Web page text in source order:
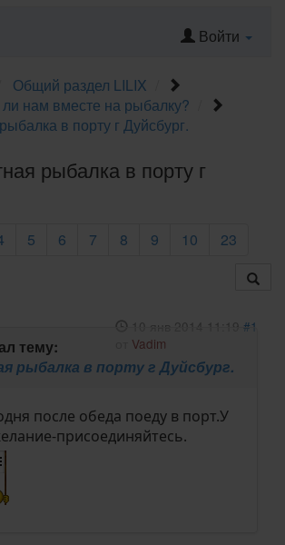
Войти
Общий раздел LILIX
нам вместе на рыбалку?
в порту г Дуйсбург.
рыбалка в порту г
5 6 7 8 9 10 23
10 янв 2014 11:19 #1
Vadim
тему:
рыбалка в порту г Дуйсбург.
после обеда поеду в порт.У
присоединяйтесь.